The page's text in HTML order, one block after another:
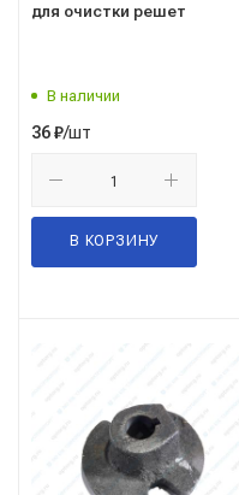
для очистки решет
В наличии
36₽/шт
В КОРЗИНУ